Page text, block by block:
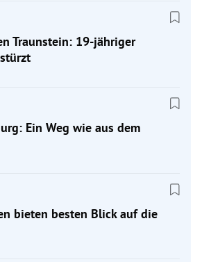
Traunstein: 19-jähriger
Ein Weg wie aus dem
bieten besten Blick auf die